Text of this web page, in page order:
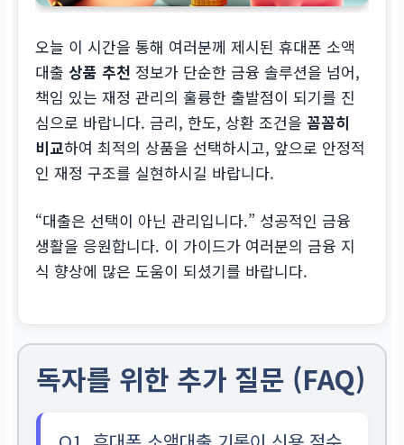
오늘 이 시간을 통해 여러분께 제시된 휴대폰 소액
대출 상품 추천 정보가 단순한 금융 솔루션을 넘어,
책임 있는 재정 관리의 훌륭한 출발점이 되기를 진
심으로 바랍니다. 금리, 한도, 상환 조건을꼼꼼히
비교하여 최적의 상품을 선택하시고, 앞으로 안정적
인 재정 구조를 실현하시길 바랍니다.
“대출은 선택이 아닌 관리입니다.” 성공적인 금융
생활을 응원합니다. 이 가이드가 여러분의 금융 지
식 향상에 많은 도움이 되셨기를 바랍니다.
독자를 위한 추가 질문 (FAQ)